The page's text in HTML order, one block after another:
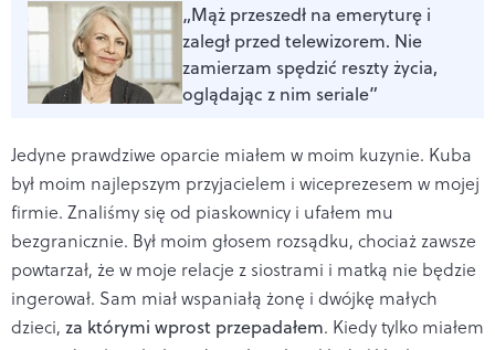
„Mąż przeszedł na emeryturę i
zaległ przed telewizorem. Nie
zamierzam spędzić reszty życia,
oglądając z nim seriale”
Jedyne prawdziwe oparcie miałem w moim kuzynie. Kuba
był moim najlepszym przyjacielem i wiceprezesem w mojej
firmie. Znaliśmy się od piaskownicy i ufałem mu
bezgranicznie. Był moim głosem rozsądku, chociaż zawsze
powtarzał, że w moje relacje z siostrami i matką nie będzie
ingerował. Sam miał wspaniałą żonę i dwójkę małych
dzieci, za którymi wprost przepadałem. Kiedy tylko miałem